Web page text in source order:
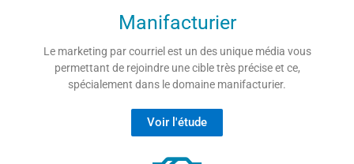
Manifacturier
Le marketing par courriel est un des unique média vous
permettant de rejoindre une cible très précise et ce,
spécialement dans le domaine manifacturier.
Voir l'étude